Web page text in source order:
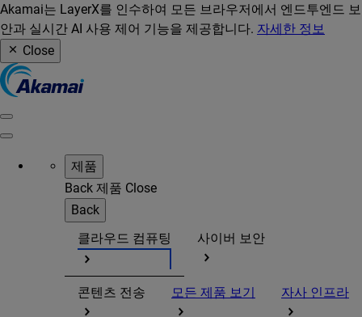
Akamai는 LayerX를 인수하여 모든 브라우저에서 엔드투엔드 보
안과 실시간 AI 사용 제어 기능을 제공합니다. 자세한 정보
Close
제품
Back 제품 Close
Back
클라우드 컴퓨팅
사이버 보안
콘텐츠 전송 모든 제품 보기 자사 인프라